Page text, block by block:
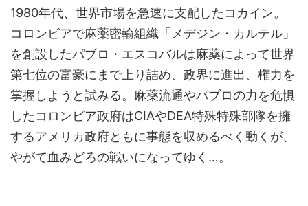
1980年代、世界市場を急速に支配したコカイン。
コロンビアで麻薬密輸組織「メデジン・カルテル」
を創設したパブロ・エスコバルは麻薬によって世界
第七位の富豪にまで上り詰め、政界に進出、権力を
掌握しようと試みる。麻薬流通やパブロの力を危惧
したコロンビア政府はCIAやDEA特殊特殊部隊を擁
するアメリカ政府ともに事態を収めるべく動くが、
やがて血みどろの戦いになってゆく…。